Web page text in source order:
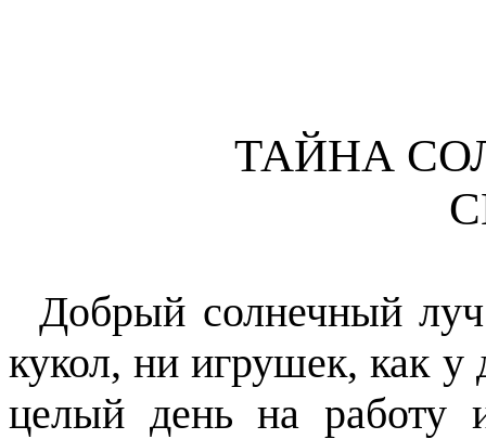
ТАЙНА
Добрый солнечный
кукол, ни игрушек, как
целый день на работу